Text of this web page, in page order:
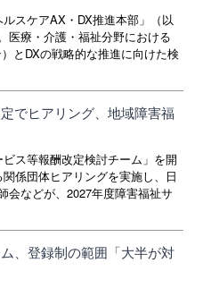
スケアAX・DX推進本部」（以
医療・介護・福祉分野における
とDXの戦略的な推進に向けた検
でヒアリング、地域障害福
ス等報酬改定検討チーム」を開
係団体ヒアリングを実施し、日
会などが、2027年度障害福祉サ
、登録制の範囲「大半が対